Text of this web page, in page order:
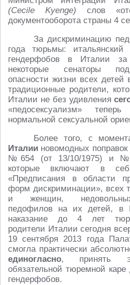
(Cecile Kyenge) слов
документооборота страны 4
За дискриминацию
года тюрьмы: итальянский
гендерфобов в Италии за
некоторые сенаторы
опасности жизни всех
традиционные родители,
Италии не без удивления
«педосексуализм»
нормальной сексуальной
Более того, с
Италии новомодных поправок
№654 (от 13/10/1975) и
которые включают в
«Предписания в области
форм дискриминации», всех
и женщин, недовольных
педофилов на их детей, в
наказание до 4 лет
родители Италии сегодня
19 сентября 2013 года
смогла практически
единогласно, принять
обязательной тюремной
гендерфобов.